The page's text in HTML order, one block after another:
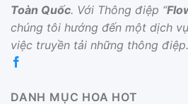
Toàn Quốc. Với Thông điệp “
chúng tôi hướng đến một dịch
việc truyền tải những thông điệp.
DANH MỤC HOA HOT